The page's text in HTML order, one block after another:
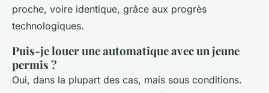
proche, voire identique, grâce aux progrès
technologiques.
Puis-je louer une automatique avec un jeune
permis ?
Oui, dans la plupart des cas, mais sous conditions.